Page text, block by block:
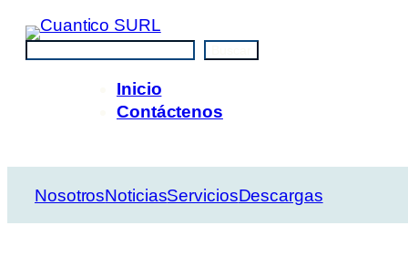
Saltar
contenido
Inicio
Contáctenos
NosotrosNoticiasServiciosDescargas